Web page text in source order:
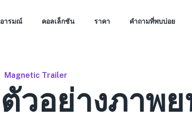
อารมณ์ คอลเล็กชัน ราคา คำถามที่พบบ่อย
Magnetic Trailer
ตัวอย่างภาพ